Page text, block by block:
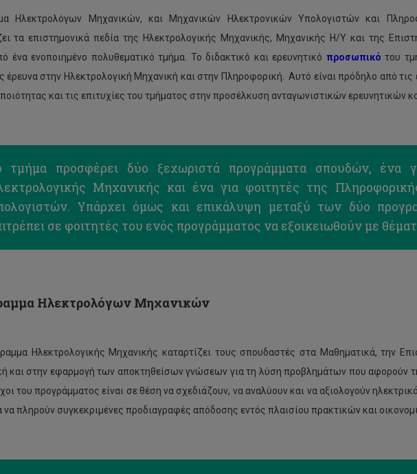
Ηλεκτρολόγων Μηχανικών, και Μηχανικών Ηλεκτρονικών Υπολογιστών και
τα επιστημονικά πεδία της Ηλεκτρολογικής Μηχανικής, Μηχανικής Η/Υ και της
ένα ενοποιημένο πολυθεματικό τμήμα. Το διδακτικό και ερευνητικό προσωπικό του
έρευνα στην Ηλεκτρολογική Μηχανική και στην Πληροφορική. Αυτό είναι πρόδηλο από τις
και τις επιτυχίες του τμήματος στην προσέλκυση ανταγωνιστικών ερευνητικών
τμήμα προσφέρει δύο ξεχωριστά προγράμματα σπουδών, ένα
Μηχανικής και ένα για φοιτητές της
Υπάρχει όμως και επικάλυψη μεταξύ των δύο
σε φοιτητές του ενός προγράμματος να εξοικειωθούν με
Ηλεκτρολόγων Μηχανικών
Ηλεκτρολογικής Μηχανικής καταρτίζει τους σπουδαστές στα Μαθηματικά, την
και στην εφαρμογή των αποκτηθείσων γνώσεων για τη λύση προβλημάτων που αφορούν
του προγράμματος είναι σε θέση να σχεδιάζουν, να αναλύουν και να αξιολογούν
να πληρούν συγκεκριμένες προδιαγραφές απόδοσης εντός πλαισίου πρακτικών και